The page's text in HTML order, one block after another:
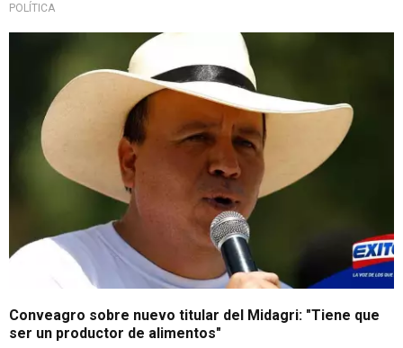
POLÍTICA
Conveagro sobre nuevo titular del Midagri: "Tiene que
ser un productor de alimentos"